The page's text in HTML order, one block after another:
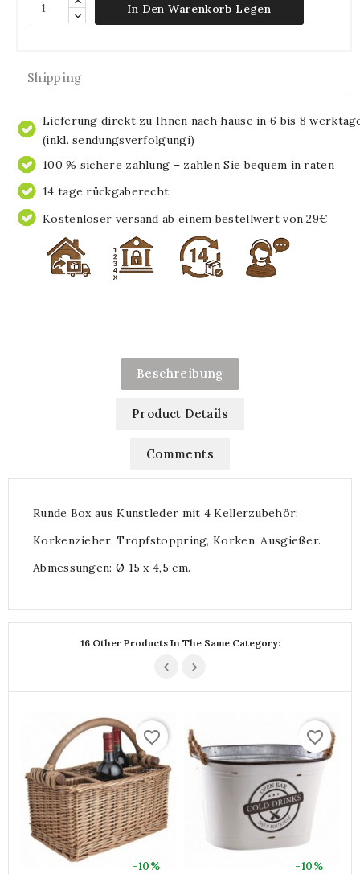
In Den Warenkorb Legen
Shipping
Lieferung direkt zu Ihnen nach hause in 6 bis 8
(inkl. sendungsverfolgungi)
100 % sichere zahlung – zahlen Sie bequem in raten
14 tage rückgaberecht
Kostenloser versand ab einem bestellwert von 29€
Beschreibung
Product Details
Comments
Runde Box aus Kunstleder mit 4 Kellerzubehör:
Korkenzieher, Tropfstoppring, Korken, Ausgießer.
Abmessungen: Ø 15 x 4,5 cm.
16 Other Products In The Same Category:
-10%
favorite_border
-10%
favorite_border